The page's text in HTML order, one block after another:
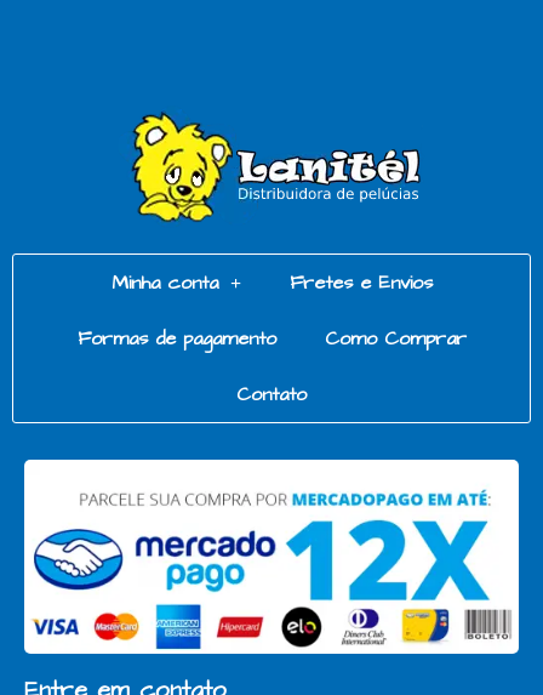
Minha conta Fretes e Envios
Formas de pagamento Como Comprar
Contato